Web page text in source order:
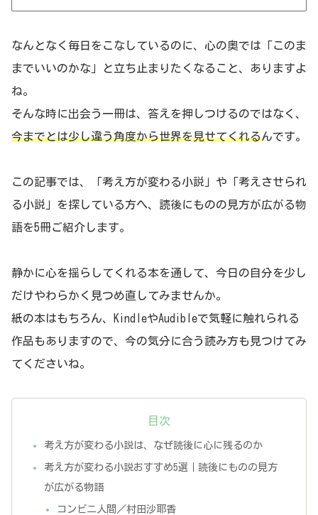
なんとなく毎日をこなしているのに、心の奥では「このま
までいいのかな」と立ち止まりたくなること、ありますよ
ね。
そんな時に出会う一冊は、答えを押しつけるのではなく、
今までとは少し違う角度から世界を見せてくれるんです。
この記事では、「考え方が変わる小説」や「考えさせられ
る小説」を探している方へ、読後にものの見方が広がる物
語を5冊ご紹介します。
静かに心を揺らしてくれる本を通して、今日の自分を少し
だけやわらかく見つめ直してみませんか。
紙の本はもちろん、KindleやAudibleで気軽に触れられる
作品もありますので、今の気分に合う読み方も見つけてみ
てくださいね。
目次
考え方が変わる小説は、なぜ読後に心に残るのか
考え方が変わる小説おすすめ5選｜読後にものの見方
が広がる物語
コンビニ人間／村田沙耶香